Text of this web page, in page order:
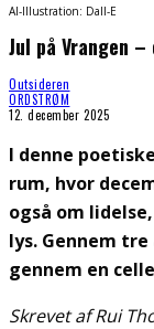
AI-Illustration: Dall-E
Jul på Vrangen
Outsideren
ORDSTRØM
12. december 2025
I denne
rum, hvor
også om
lys. Gennem
gennem en
Skrevet af Rui